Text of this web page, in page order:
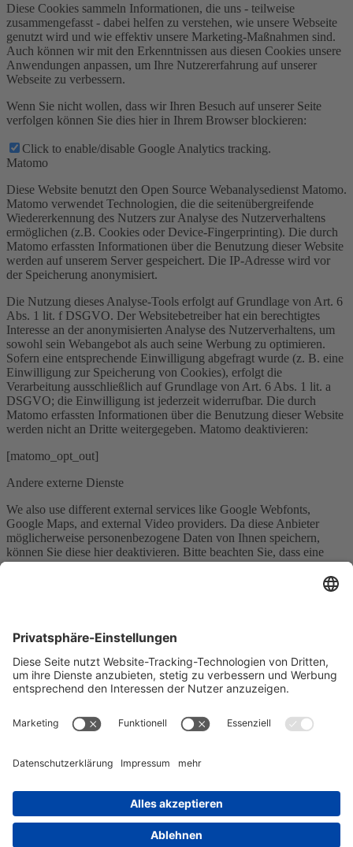
Diese Cookies sammeln Informationen, die uns - teilweise
zusammengefasst - dabei helfen zu verstehen, wie unsere Webseite
genutzt wird und wie effektiv unsere Marketing-Maßnahmen sind.
Auch können wir mit den Erkenntnissen aus diesen Cookies unsere
Anwendungen anpassen, um Ihre Nutzererfahrung auf unserer
Webseite zu verbessern.
Wenn Sie nicht wollen, dass wir Ihren Besuch auf unserer Seite
verfolgen können Sie dies hier in Ihrem Browser blockieren:
Click to enable/disable Google Analytics tracking.
Matomo
Diese Website benutzt den Open Source Webanalysedienst Matomo.
Matomo verwendet Technologien, die die seitenübergreifende
Wiedererkennung des Nutzers zur Analyse des Nutzerverhaltens
ermöglichen (z.B. Cookies oder Device-Fingerprinting). Die durch
Matomo erfassten Informationen über die Benutzung dieser Website
werden auf unserem Server gespeichert. Die IP-Adresse wird vor
der Speicherung anonymisiert.
Die Nutzung dieses Analyse-Tools erfolgt auf Grundlage von Art. 6
Abs. 1 lit. f DSGVO. Der Websitebetreiber hat ein berechtigtes
Interesse an der anonymisierten Analyse des Nutzerverhaltens, um
sowohl sein Webangebot als auch seine Werbung zu optimieren.
Sofern eine entsprechende Einwilligung abgefragt wurde (z. B. eine
Einwilligung zur Speicherung von Cookies), erfolgt die
Verarbeitung ausschließlich auf Grundlage von Art. 6 Abs. 1 lit. a
DSGVO; die Einwilligung ist jederzeit widerrufbar. Die durch
Matomo erfassten Informationen über die Benutzung dieser Website
werden nicht an Dritte weitergegeben. Matomo deaktivieren:
[matomo_opt_out]
Andere externe Dienste
We also use different external services like Google Webfonts,
Google Maps, and external Video providers. Da diese Anbieter
möglicherweise personenbezogene Daten von Ihnen speichern,
können Sie diese hier deaktivieren. Bitte beachten Sie, dass eine
Deaktivierung dieser Cookies die Funktionalität und das Aussehen
unserer Webseite erheblich beeinträchtigen kann. Die Änderungen
Click to enable/disable Google Webfonts.
Google Maps Einstellungen:
Google reCaptcha Einstellungen:
Click to enable/disable Google reCaptcha.
Click to enable/disable video embeds.
Datenschutzrichtlinie